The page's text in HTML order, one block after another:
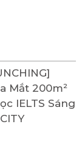
Mắt 200m²
IELTS Sáng